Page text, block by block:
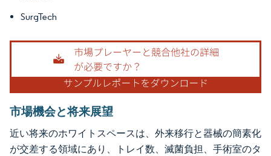
SurgTech
市場機会と将来展望
近い将来のホワイトスペースは、外来移行と器械の簡素化
が交差する領域にあり、トレイ数、滅菌負担、手術室のタ